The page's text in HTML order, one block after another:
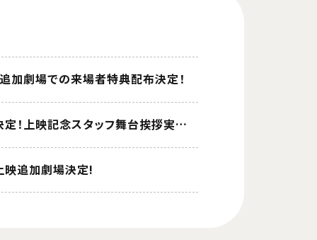
加劇場での来場者特典配布決定！
「劇場版 ソードアート・オンライン -オーディナルスケール-」Dolby Cinema上映決定！上映記念スタッフ舞台挨拶実施決定！
映追加劇場決定!